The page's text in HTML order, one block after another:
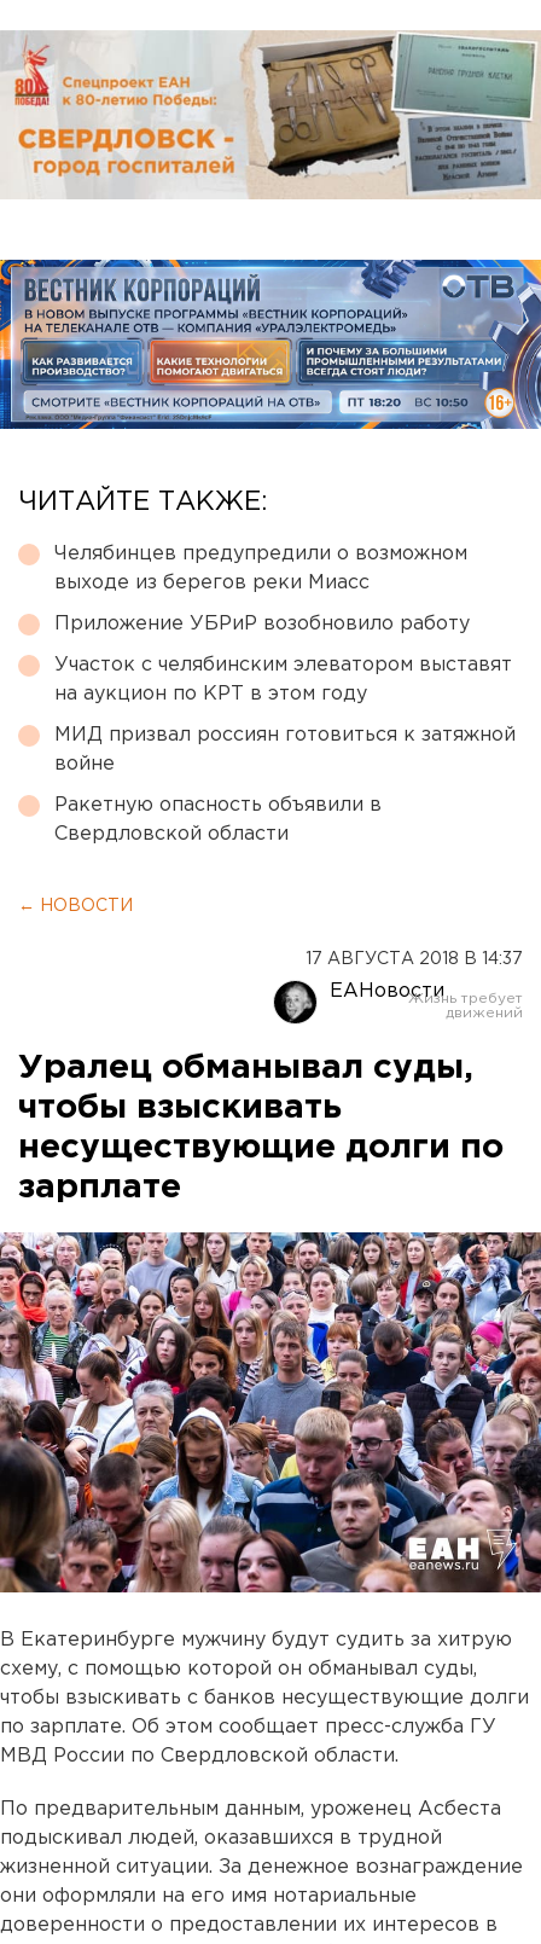
ЧИТАЙТЕ ТАКЖЕ:
Челябинцев предупредили о возможном
выходе из берегов реки Миасс
Приложение УБРиР возобновило работу
Участок с челябинским элеватором выставят
на аукцион по КРТ в этом году
МИД призвал россиян готовиться к затяжной
войне
Ракетную опасность объявили в
Свердловской области
← НОВОСТИ
17 АВГУСТА 2018 В 14:37
ЕАНовости
Уралец обманывал суды,
чтобы взыскивать
несуществующие долги по
зарплате
В Екатеринбурге мужчину будут судить за хитрую
схему, с помощью которой он обманывал суды,
чтобы взыскивать с банков несуществующие долги
по зарплате. Об этом сообщает пресс-служба ГУ
МВД России по Свердловской области.
По предварительным данным, уроженец Асбеста
подыскивал людей, оказавшихся в трудной
жизненной ситуации. За денежное вознаграждение
они оформляли на его имя нотариальные
доверенности о предоставлении их интересов в